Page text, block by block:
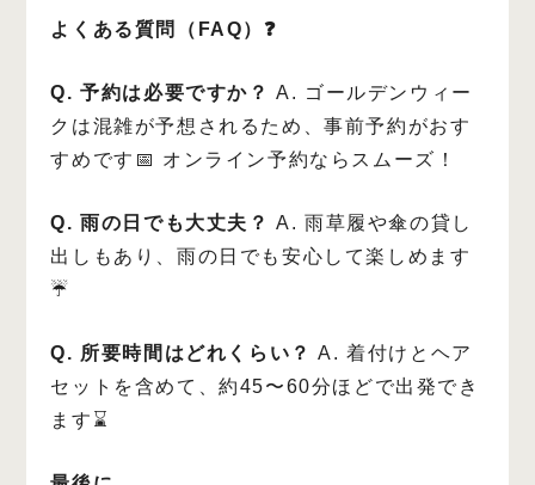
よくある質問（FAQ）❓
Q. 予約は必要ですか？ A. ゴールデンウィー
クは混雑が予想されるため、事前予約がおす
すめです📅 オンライン予約ならスムーズ！
Q. 雨の日でも大丈夫？ A. 雨草履や傘の貸し
出しもあり、雨の日でも安心して楽しめます
☔
Q. 所要時間はどれくらい？ A. 着付けとヘア
セットを含めて、約45〜60分ほどで出発でき
ます⌛